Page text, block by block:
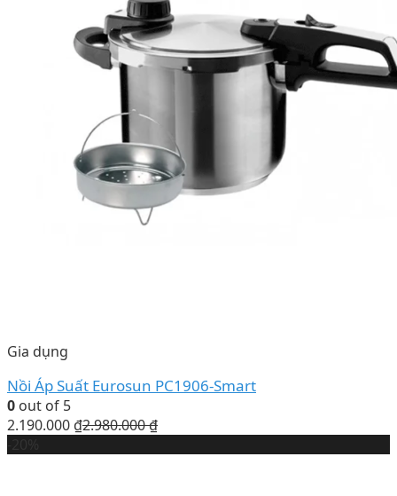
Gia dụng
Nồi Áp Suất Eurosun PC1906-Smart
0 out of 5
2.190.000 ₫2.980.000₫